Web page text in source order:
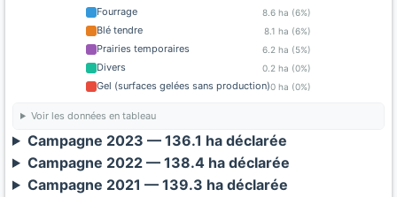
Fourrage 8.6 ha (6%)
Blé tendre 8.1 ha (6%)
Prairies temporaires 6.2 ha (5%)
Divers 0.2 ha (0%)
Gel (surfaces gelées sans production)0 ha (0%)
Voir les données en tableau
Campagne 2023 — 136.1 ha déclarée
Campagne 2022 — 138.4 ha déclarée
Campagne 2021 — 139.3 ha déclarée